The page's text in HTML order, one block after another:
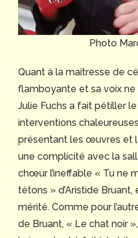
Photo
Quant à la maîtresse de
flamboyante et sa voix ne
Julie Fuchs a fait pétiller
interventions
présentant les œuvres et
une complicité avec la
chœur l’ineffable « Tu ne
tétons » d’Aristide Bruant,
mérité. Comme pour
de Bruant, « Le chat noir